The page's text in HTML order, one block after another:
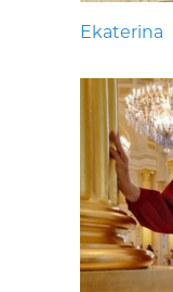
Ekaterina